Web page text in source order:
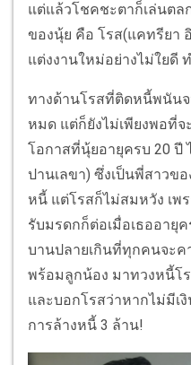
แต่แล้วโชคชะตาก็เล่นตล
ของนุ้ย คือ โรส(แคทรียา
แต่งงานใหม่อย่างไม่ใยดี
ทางด้านโรสที่ติดหนี้พนัน
หมด แต่ก็ยังไม่เพียงพอที่จ
โอกาสที่นุ้ยอายุครบ 20 ปี
ปานเลขา) ซึ่งเป็นพี่สาวข
หนี้ แต่โรสก็ไม่สมหวัง เพ
รับมรดกก็ต่อเมื่อเธออายุ
บานปลายเกินที่ทุกคนจะค
พร้อมลูกน้อง มาทวงหนี้โ
และบอกโรสว่าหากไม่มีเ
การล้างหนี้ 3 ล้าน!